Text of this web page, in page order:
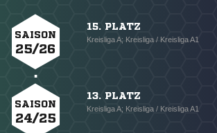
SAISON
25/26
15. PLATZ
Kreisliga A; Kreisliga / Kreisliga A1
SAISON
24/25
13. PLATZ
Kreisliga A; Kreisliga / Kreisliga A1